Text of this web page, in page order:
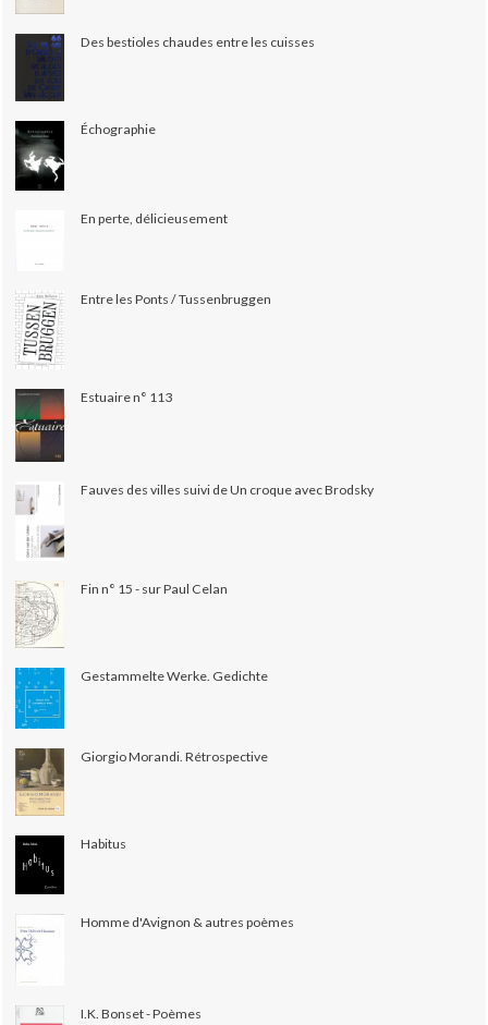
Des bestioles chaudes entre les cuisses
Échographie
En perte, délicieusement
Entre les Ponts / Tussenbruggen
Estuaire n° 113
Fauves des villes suivi de Un croque avec Brodsky
Fin n° 15 - sur Paul Celan
Gestammelte Werke. Gedichte
Giorgio Morandi. Rétrospective
Habitus
Homme d'Avignon & autres poèmes
I.K. Bonset - Poèmes